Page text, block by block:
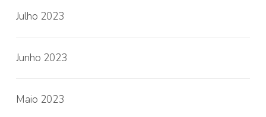
Julho 2023
Junho 2023
Maio 2023